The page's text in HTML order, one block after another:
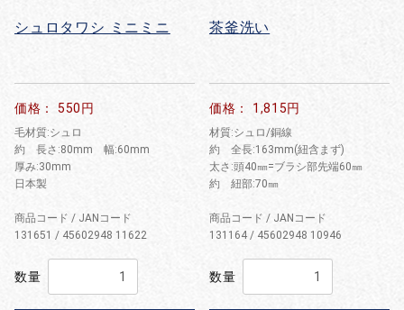
シュロタワシ ミニミニ
価格： 550円
毛材質:シュロ
約 長さ:80mm 幅:60mm
厚み:30mm
日本製
商品コード / JANコード
131651 / 45602948 11622
数量
茶釜洗い
価格： 1,815円
材質:シュロ/銅線
約 全長:163mm(紐含まず)
太さ:頭40㎜=ブラシ部先端60㎜
約 紐部:70㎜
商品コード / JANコード
131164 / 45602948 10946
数量